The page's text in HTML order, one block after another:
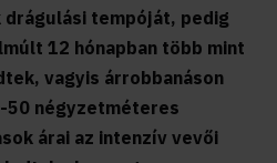
drágulási tempóját, pedig
12 hónapban több mint
vagyis árrobbanáson
50 négyzetméteres
árai az intenzív vevői